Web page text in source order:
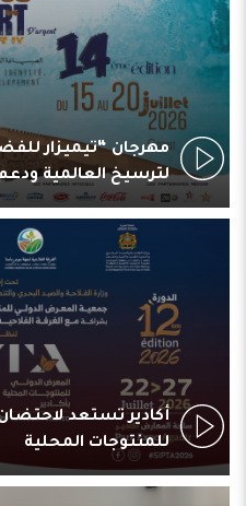
مهرجان “تيميزار
لترسيخ العالمية
للمنتوجات المحلية